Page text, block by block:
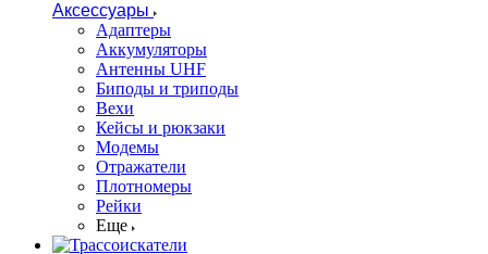
Аксессуары
Адаптеры
Аккумуляторы
Антенны UHF
Биподы и триподы
Вехи
Кейсы и рюкзаки
Модемы
Отражатели
Плотномеры
Рейки
Еще